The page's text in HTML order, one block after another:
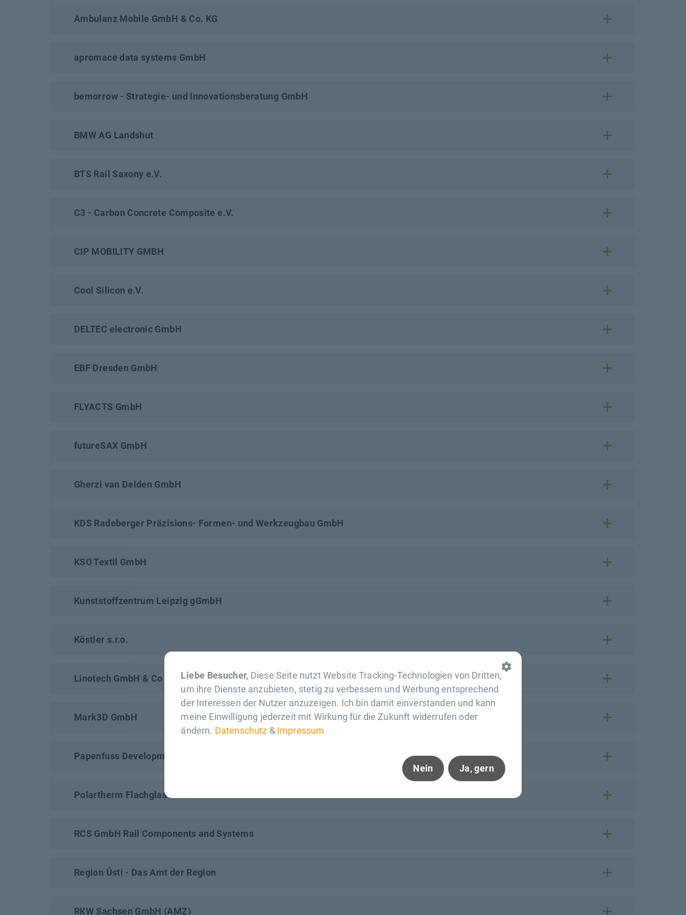
Ambulanz Mobile GmbH & Co. KG
apromace data systems GmbH
bemorrow - Strategie- und Innovationsberatung GmbH
BMW AG Landshut
BTS Rail Saxony e.V.
C3 - Carbon Concrete Composite e.V.
CIP MOBILITY GMBH
Cool Silicon e.V.
DELTEC electronic GmbH
EBF Dresden GmbH
FLYACTS GmbH
futureSAX GmbH
Gherzi van Delden GmbH
KDS Radeberger Präzisions- Formen- und Werkzeugbau GmbH
KSO Textil GmbH
Kunststoffzentrum Leipzig gGmbH
Köstler s.r.o.
Linotech GmbH & Co KG
Mark3D GmbH
Papenfuss Development GmbH
Polartherm Flachglas GmbH
RCS GmbH Rail Components and Systems
Region Ústi - Das Amt der Region
RKW Sachsen GmbH (AMZ)
Liebe Besucher, Diese Seite nutzt Website Tracking-Technologien von Dritten,
um ihre Dienste anzubieten, stetig zu verbessern und Werbung entsprechend
der Interessen der Nutzer anzuzeigen. Ich bin damit einverstanden und kann
meine Einwilligung jederzeit mit Wirkung für die Zukunft widerrufen oder
ändern. Datenschutz & Impressum
Nein Ja, gern